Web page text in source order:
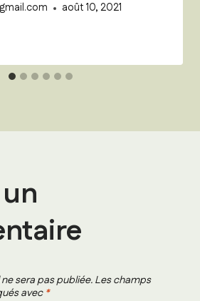
août 10, 2021
sera pas publiée. Les champs
avec *